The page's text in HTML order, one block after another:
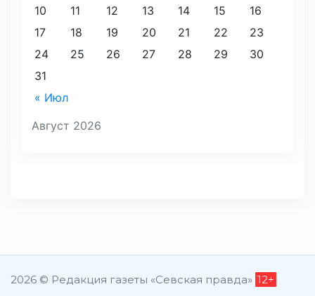
Август 2026
« Июл
10
11 12 13 14 15
16
17
18 19 20 21 22
23
24
25 26 27 28 29
30
31
2026 © Редакция газеты «Севская правда» 12+